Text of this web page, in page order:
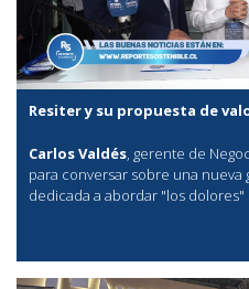
Resiter y su propuesta de
Carlos Valdés, gerente de
para conversar sobre una nueva
dedicada a abordar "los dolores"